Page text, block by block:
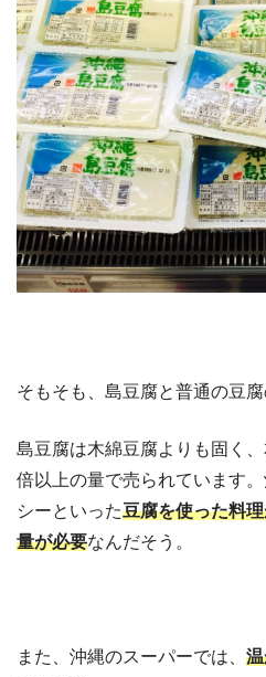
そもそも、島豆腐と普通の豆
島豆腐は木綿豆腐よりも固く
倍以上の量で売られています
シーといった豆腐を使った料
量が必要なんだそう。
また、沖縄のスーパーでは、